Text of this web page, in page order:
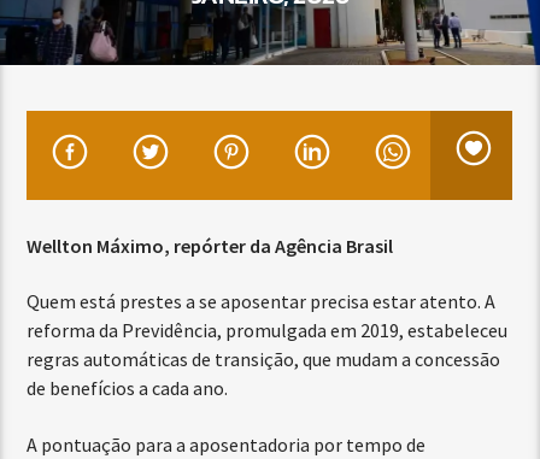
Wellton Máximo, repórter da Agência Brasil
Quem está prestes a se aposentar precisa estar atento. A
reforma da Previdência, promulgada em 2019, estabeleceu
regras automáticas de transição, que mudam a concessão
de benefícios a cada ano.
A pontuação para a aposentadoria por tempo de